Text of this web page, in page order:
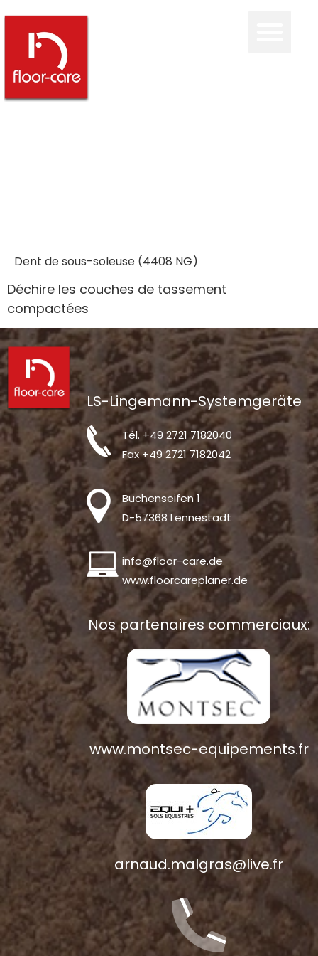
Dent de sous-soleuse (4408 NG)
Déchire les couches de tassement
compactées
LS-Lingemann-Systemgeräte
Tél.+49 2721 7182040
Fax +49 2721 7182042
Buchenseifen 1
D-57368 Lennestadt
info@floor-care.de
www.floorcareplaner.de
Nos partenaires commerciaux:
www.montsec-equipements.fr
arnaud.malgras@live.fr